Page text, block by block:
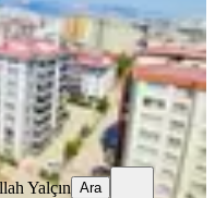
·09.08.2026
Yalçın
Yalçın Ara